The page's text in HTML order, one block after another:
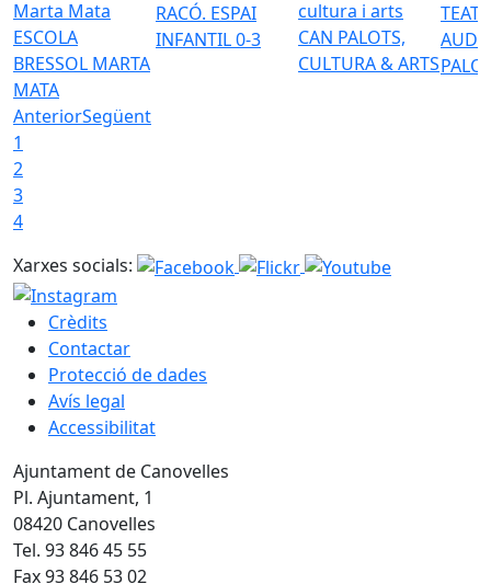
ESCOLA
BRESSOL MARTA
MATA
RACÓ. ESPAI
INFANTIL 0-3
CAN PALOTS,
CULTURA & ARTS
AnteriorSegüent
1
2
3
4
Xarxes socials:
Crèdits
Contactar
Protecció de dades
Avís legal
Accessibilitat
Ajuntament de Canovelles
Pl. Ajuntament, 1
08420 Canovelles
Tel. 93 846 45 55
Fax 93 846 53 02